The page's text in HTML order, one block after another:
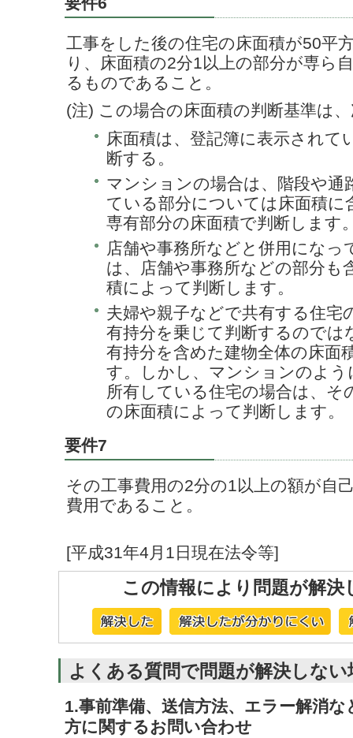
工事をした後の住宅の床面積が50平
り、床面積の2分1以上の部分が専ら
るものであること。
(注) この場合の床面積の判断基準は
床面積は、登記簿に表示されて
断する。
マンションの場合は、階段や通
ている部分については床面積に
専有部分の床面積で判断します
店舗や事務所などと併用になっ
は、店舗や事務所などの部分も
積によって判断します。
夫婦や親子などで共有する住宅
有持分を乗じて判断するのでは
有持分を含めた建物全体の床面
す。しかし、マンションのよう
所有している住宅の場合は、そ
の床面積によって判断します。
要件7
その工事費用の2分の1以上の額が自
費用であること。
[平成31年4月1日現在法令等]
この情報により問題が解決
よくある質問で問題が解決しな
1.事前準備、送信方法、エラー解消
方に関するお問い合わせ